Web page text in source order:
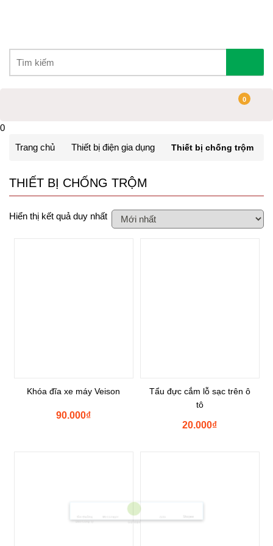
0
0
Trang chủ
Thiết bị điện gia dụng Thiết bị chống trộm
THIẾT BỊ CHỐNG TRỘM
Hiển thị kết quả duy nhất
Khóa đĩa xe máy Veison
₫
90.000
Tẩu đực cắm lỗ sạc trên ô
tô
₫
20.000